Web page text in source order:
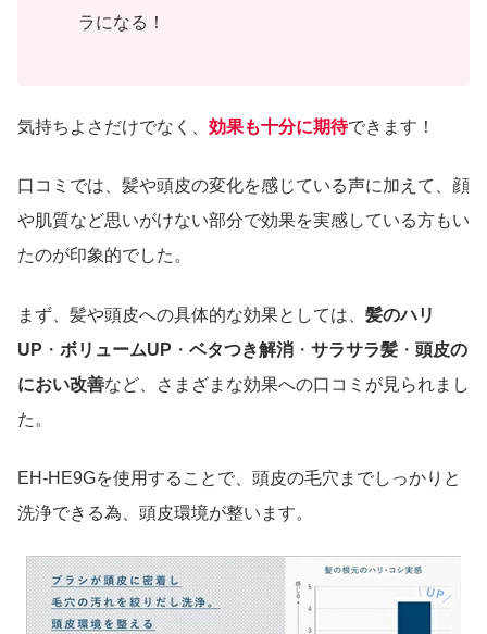
ラになる！
気持ちよさだけでなく、 効果も十分に期待できます！
口コミでは、髪や頭皮の変化を感じている声に加えて、顔
や肌質など思いがけない部分で効果を実感している方もい
たのが印象的でした。
まず、髪や頭皮への具体的な効果としては、 髪のハリ
UP ・ ボリュームUP ・ ベタつき解消 ・ サラサラ髪 ・ 頭皮の
におい改善など、さまざまな効果への口コミが見られまし
た。
EH-HE9Gを使用することで、頭皮の毛穴までしっかりと
洗浄できる為、頭皮環境が整います。